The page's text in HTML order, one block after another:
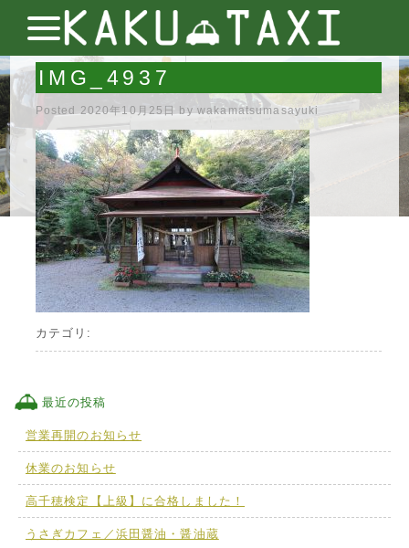
IMG_4937
Posted 2020年10月25日 by wakamatsumasayuki
カテゴリ:
最近の投稿
営業再開のお知らせ
休業のお知らせ
高千穂検定【上級】に合格しました！
うさぎカフェ／浜田醤油・醤油蔵